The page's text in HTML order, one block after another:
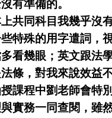
有準備的。
共同科目我幾乎沒
特殊的用字遣詞，
看幾眼；英文跟法
條，對我來說效益不
課程中劉老師會特
實務一同查閱，雖